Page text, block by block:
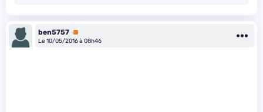
ben5757 Premium
Le 10/05/2016 à 08h46